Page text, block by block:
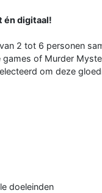
én digitaal!
2 tot 6 personen
of Murder
om deze
doeleinden